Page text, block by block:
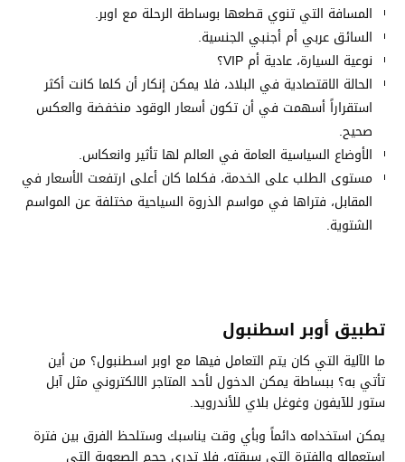
المسافة التي تنوي قطعها بوساطة الرحلة مع اوبر.
السائق عربي أم أجنبي الجنسية.
نوعية السيارة، عادية أم VIP؟
الحالة الاقتصادية في البلاد، فلا يمكن إنكار أن كلما كانت أكثر
استقراراً أسهمت في أن تكون أسعار الوقود منخفضة والعكس
صحيح.
الأوضاع السياسية العامة في العالم لها تأثير وانعكاس.
مستوى الطلب على الخدمة، فكلما كان أعلى ارتفعت الأسعار في
المقابل، فتراها في مواسم الذروة السياحية مختلفة عن المواسم
الشتوية.
تطبيق أوبر اسطنبول
ما الآلية التي كان يتم التعامل فيها مع اوبر اسطنبول؟ من أين
تأتي به؟ ببساطة يمكن الدخول لأحد المتاجر الالكتروني مثل آبل
ستور للآيفون وغوغل بلاي للأندرويد.
يمكن استخدامه دائماً وبأي وقت يناسبك وستلحظ الفرق بين فترة
استعماله والفترة التي سبقته، فلا تدري حجم الصعوبة التي